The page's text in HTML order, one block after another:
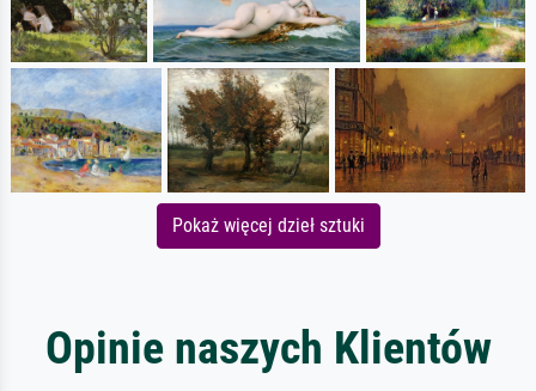
Pokaż więcej dzieł sztuki
Opinie naszych Klientów